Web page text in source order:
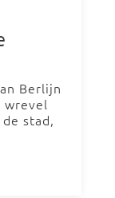
Berlijn
wrevel
stad,